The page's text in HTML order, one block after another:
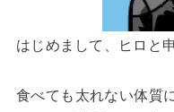
はじめまして、ヒロと
食べても太れない体質